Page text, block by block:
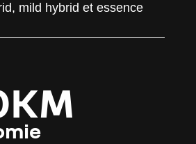
mild hybrid et essence